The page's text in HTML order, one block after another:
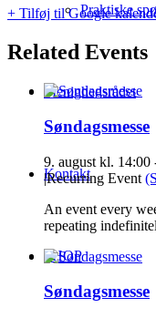
Praktiske
Menighedsrådet
Kontakt
SHOP
+ Tilføj til Google
Related Events
Søndagsmesse
9. august kl. 14:00
|Recurring Event
An event every
repeating
Søndagsmesse